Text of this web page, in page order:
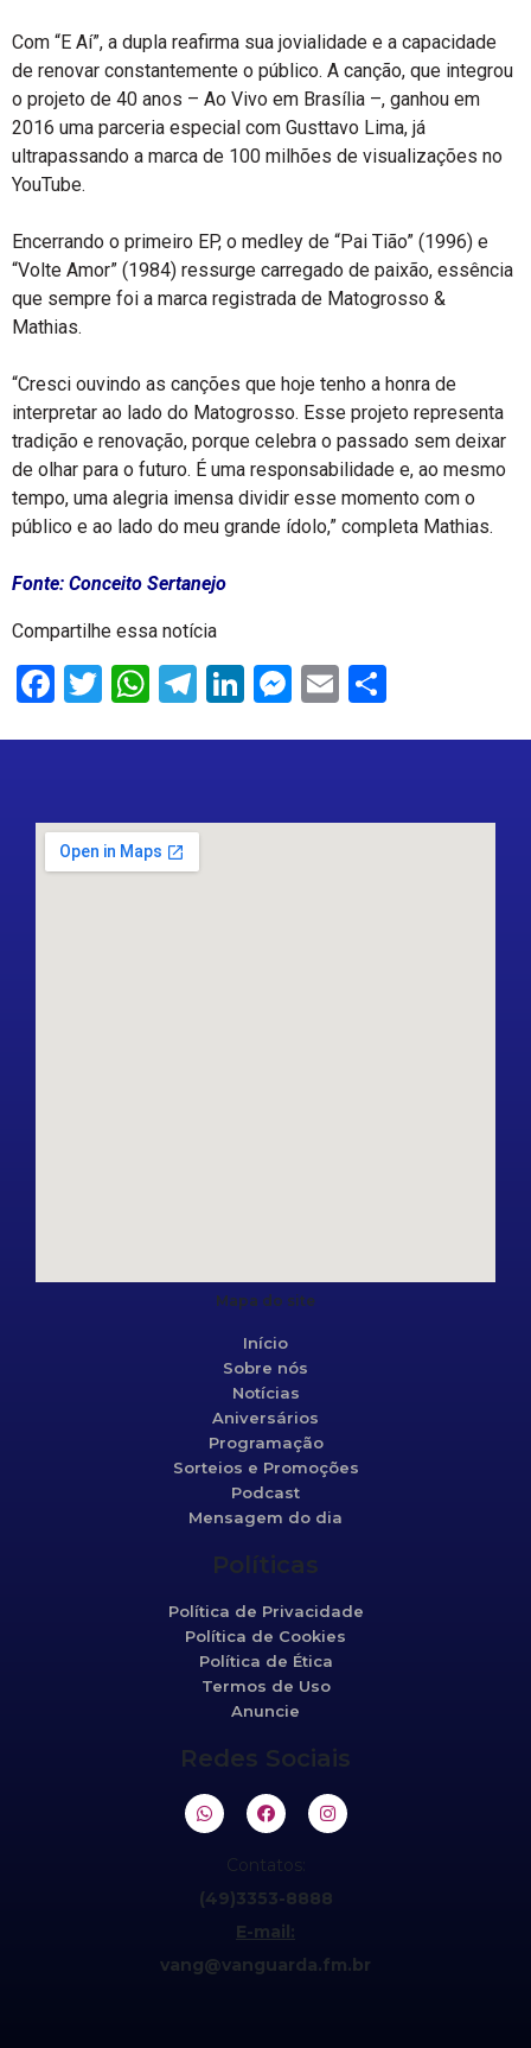
Com “E Aí”, a dupla reafirma sua jovialidade e a capacidade
de renovar constantemente o público. A canção, que integrou
o projeto de 40 anos – Ao Vivo em Brasília –, ganhou em
2016 uma parceria especial com Gusttavo Lima, já
ultrapassando a marca de 100 milhões de visualizações no
YouTube.
Encerrando o primeiro EP, o medley de “Pai Tião” (1996) e
“Volte Amor” (1984) ressurge carregado de paixão, essência
que sempre foi a marca registrada de Matogrosso &
Mathias.
“Cresci ouvindo as canções que hoje tenho a honra de
interpretar ao lado do Matogrosso. Esse projeto representa
tradição e renovação, porque celebra o passado sem deixar
de olhar para o futuro. É uma responsabilidade e, ao mesmo
tempo, uma alegria imensa dividir esse momento com o
público e ao lado do meu grande ídolo,” completa Mathias.
Fonte: Conceito Sertanejo
Compartilhe essa notícia
Facebook
Twitter
WhatsApp
Telegram
LinkedIn
Messenger
Email
Mapa do site
Início
Sobre nós
Notícias
Aniversários
Programação
Sorteios e Promoções
Podcast
Mensagem do dia
Políticas
Política de Privacidade
Política de Cookies
Política de Ética
Termos de Uso
Anuncie
Redes Sociais
Contatos:
(49)3353-8888
E-mail:
vang@vanguarda.fm.br